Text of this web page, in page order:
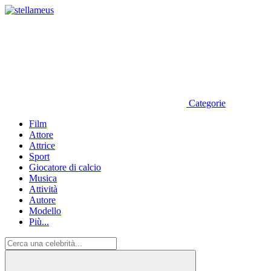
Categorie
Film
Attore
Attrice
Sport
Giocatore di calcio
Musica
Attività
Autore
Modello
Più...